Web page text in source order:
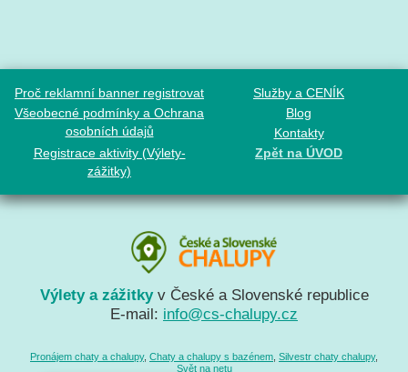
Proč reklamní banner registrovat
Služby a CENÍK
Všeobecné podmínky a Ochrana
osobních údajů
Blog
Kontakty
Registrace aktivity (Výlety-
zážitky)
Zpět na ÚVOD
Výlety a zážitkyv České a Slovenské republice
E-mail: info@cs-chalupy.cz
Pronájem chaty a chalupy, Chaty a chalupy s bazénem Silvestr chaty chalupy,
Svět na netu